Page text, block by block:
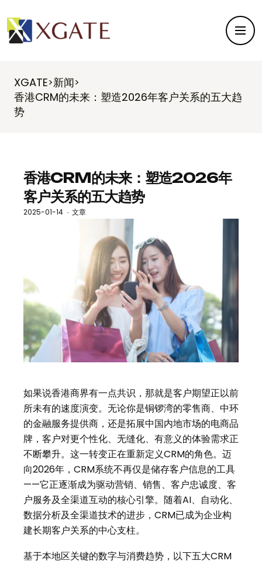
XGATE>新闻>
香港CRM的未来：塑造2026年客户关系的五大趋
势
香港CRM的未来：塑造2026年
客户关系的五大趋势
2025-01-14 · 文章
如果说香港商界有一点共识，那就是客户期望正以前
所未有的速度演变。无论你是铜锣湾的零售商、中环
的金融服务提供商，还是拓展中国内地市场的电商品
牌，客户对更个性化、无缝化、有意义的体验需求正
不断攀升。这一转变正在重新定义CRM的角色。迈
向2026年，CRM系统不再仅是储存客户信息的工具
——它正逐渐成为驱动营销、销售、客户忠诚度、客
户服务及全渠道互动的核心引擎。随着AI、自动化、
数据分析及全渠道技术的进步，CRM已成为企业构
建长期客户关系的中心支柱。
基于本地区关键的数字与消费趋势，以下五大CRM